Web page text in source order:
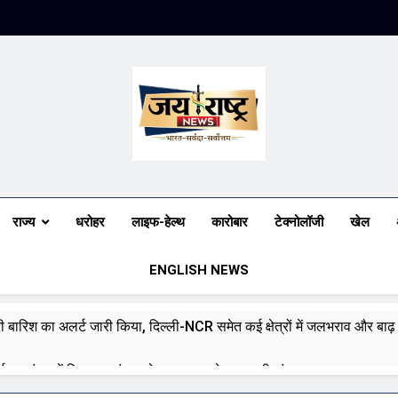
Jai Rashtra
राज्य धरोहर लाइफ-हेल्थ कारोबार टेक्नोलॉजी खेल
ENGLISH NEWS
बारिश का अलर्ट जारी किया, दिल्ली-NCR समेत कई क्षेत्रों में जलभराव और
पर संसद में विपक्ष का हंगामा तेज़, सरकार से जवाब की मांग